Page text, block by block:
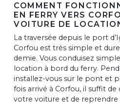
COMMENT
EN FERRY VERS
VOITURE DE
La traversée depuis le port
Corfou est très simple et
demie. Vous conduisez
location à bord du ferry.
installez-vous sur le pont et
fois arrivé à Corfou, il suffit
votre voiture et de